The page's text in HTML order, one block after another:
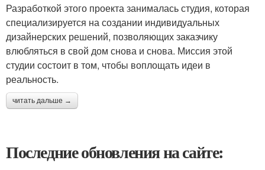
Разработкой этого проекта занималась студия, которая
специализируется на создании индивидуальных
дизайнерских решений, позволяющих заказчику
влюбляться в свой дом снова и снова. Миссия этой
студии состоит в том, чтобы воплощать идеи в
реальность.
читать дальше →
Последние обновления на сайте: